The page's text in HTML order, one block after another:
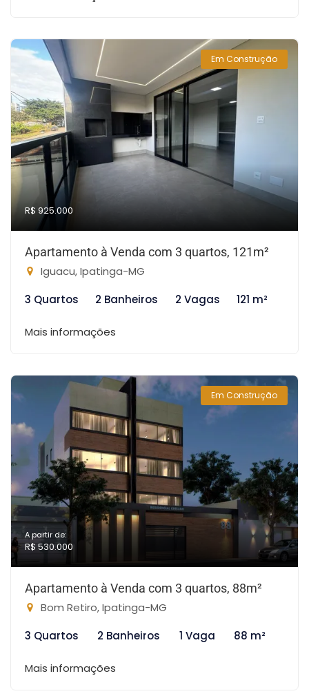
Em Construção
R$ 925.000
Apartamento à Venda com 3 quartos, 121m²
Iguacu, Ipatinga-MG
3 Quartos
2 Banheiros 2 Vagas 121 m²
Mais informações
Em Construção
A partir de:
R$ 530.000
Apartamento à Venda com 3 quartos, 88m²
Bom Retiro, Ipatinga-MG
3 Quartos
2 Banheiros 1 Vaga 88 m²
Mais informações